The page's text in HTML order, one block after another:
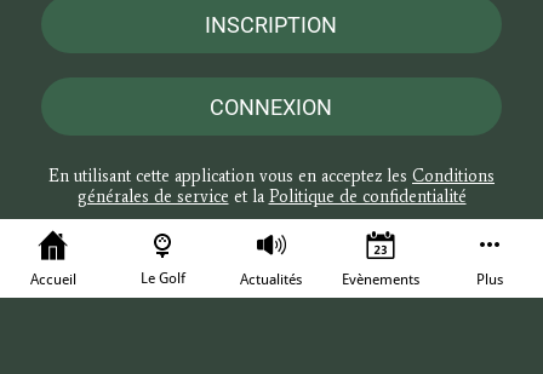
INSCRIPTION
CONNEXION
En utilisant cette application vous en acceptez les Conditions
générales de service et la Politique de confidentialité
Accueil Le Golf Actualités Evènements Plus